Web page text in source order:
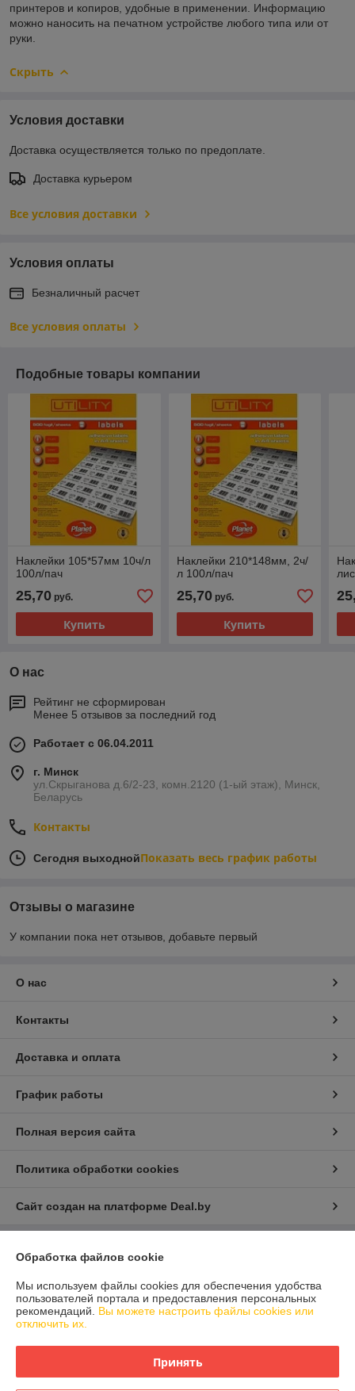
принтеров и копиров, удобные в применении. Информацию
можно наносить на печатном устройстве любого типа или от
руки.
Скрыть
Условия доставки
Доставка осуществляется только по предоплате.
Доставка курьером
Все условия доставки
Условия оплаты
Безналичный расчет
Все условия оплаты
Подобные товары компании
Наклейки 105*57мм 10ч/л
100л/пач
25,70 руб.
Купить
Наклейки 210*148мм, 2ч/
л 100л/пач
25,70руб.
Купить
О нас
Рейтинг не сформирован
Менее 5 отзывов за последний год
Работает с 06.04.2011
г. Минск
ул.Скрыганова д.6/2-23, комн.2120 (1-ый этаж), Минск,
Беларусь
Контакты
Сегодня выходнойПоказать весь график работы
Отзывы о магазине
У компании пока нет отзывов, добавьте первый
О нас
Контакты
Доставка и оплата
График работы
Полная версия сайта
Политика обработки cookies
Сайт создан на платформе Deal.by
Информация для покупателя
Юридическое лицо:ООО "Айлер Трейд"
г. Минск, ул. Скрыганова 6/2-23, комн. 2120 1ый этаж
Регистрационный номер ЕГР: 192611529
УНП: 192611529
Регистрационный орган: Главное управление юстиции Горисполкома
Обработка файлов cookie
Мы используем файлы cookies для обеспечения удобства
пользователей портала и предоставления персональных
рекомендаций. Вы можете настроить файлы cookies или
отключить их.
Принять